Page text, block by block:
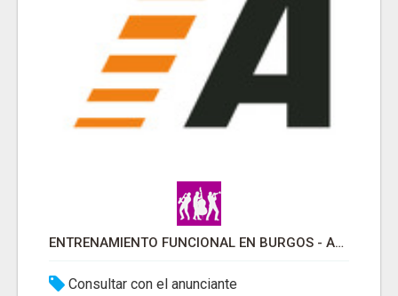
ENTRENAMIENTO FUNCIONAL EN BURGOS - ARETI FUNCIONAL
Consultar con el anunciante